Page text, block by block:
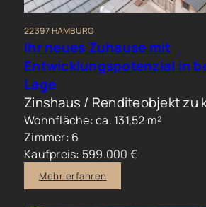
22397 HAMBURG
Ihr neues Zuhause mit
Entwicklungspotenzial in
Lage
Zinshaus / Renditeobjekt zu
Wohnfläche: ca. 131,52 m²
Zimmer: 6
Kaufpreis: 599.000 €
Mehr erfahren